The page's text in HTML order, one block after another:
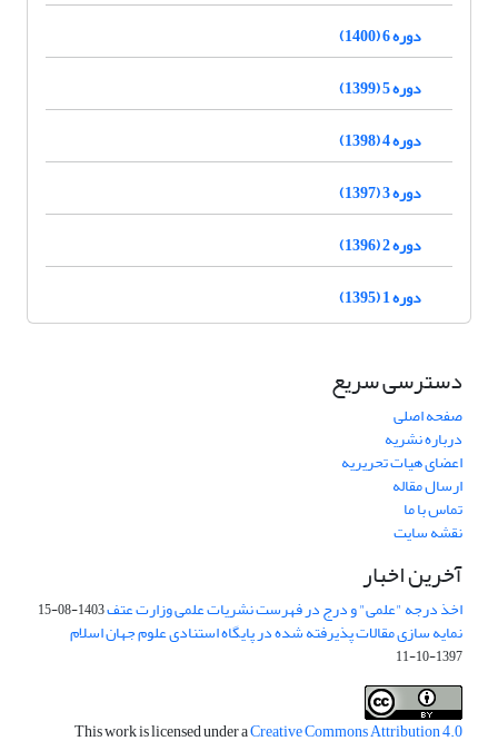
دوره 6 (1400)
دوره 5 (1399)
دوره 4 (1398)
دوره 3 (1397)
دوره 2 (1396)
دوره 1 (1395)
دسترسی سریع
صفحه اصلی
درباره نشریه
اعضای هیات تحریریه
ارسال مقاله
تماس با ما
نقشه سایت
آخرین اخبار
اخذ درجه "علمی" و درج در فهرست نشریات علمی وزارت عتف1403-08-15
نمایه سازی مقالات پذیرفته شده در پایگاه استنادی علوم جهان اسلام
1397-10-11
This work is licensed under aCreative Commons Attribution 4.0